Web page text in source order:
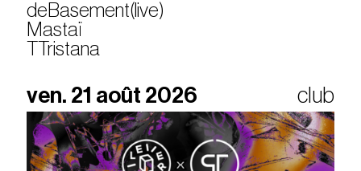
deBasement(live)
Mastaï
TTristana
ven. 21 août 2026 club